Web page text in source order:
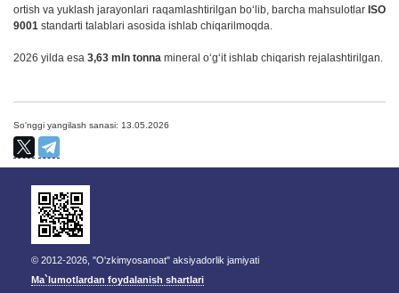
ortish va yuklash jarayonlari raqamlashtirilgan bo‘lib, barcha mahsulotlar ISO
9001 standarti talablari asosida ishlab chiqarilmoqda.
2026 yilda esa 3,63 mln tonna mineral o‘g‘it ishlab chiqarish rejalashtirilgan.
So'nggi yangilash sanasi: 13.05.2026
© 2012-2026, "O'zkimyosanoat" aksiyadorlik jamiyati
Ma`lumotlardan foydalanish shartlari